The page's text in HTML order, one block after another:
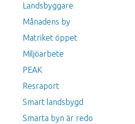
Landsbyggare
Månadens by
Matriket öppet
Miljöarbete
PEAK
Resraport
Smart landsbygd
Smarta byn är redo